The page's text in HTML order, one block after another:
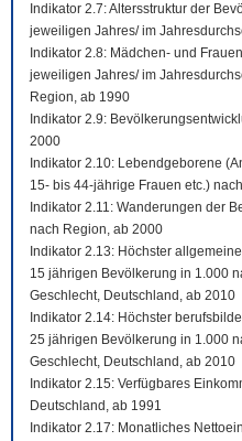
Indikator 2.7: Altersstruktur der
jeweiligen Jahres/ im
Indikator 2.8: Mädchen- und
jeweiligen Jahres/ im
Region, ab 1990
Indikator 2.9:
2000
Indikator 2.10: Lebendgeborene
15- bis 44-jährige Frauen etc.)
Indikator 2.11: Wanderungen der
nach Region, ab 2000
Indikator 2.13: Höchster
15 jährigen Bevölkerung in 1.000
Geschlecht, Deutschland, ab 2010
Indikator 2.14: Höchster
25 jährigen Bevölkerung in 1.000
Geschlecht, Deutschland, ab 2010
Indikator 2.15: Verfügbares
Deutschland, ab 1991
Indikator 2.17: Monatliches